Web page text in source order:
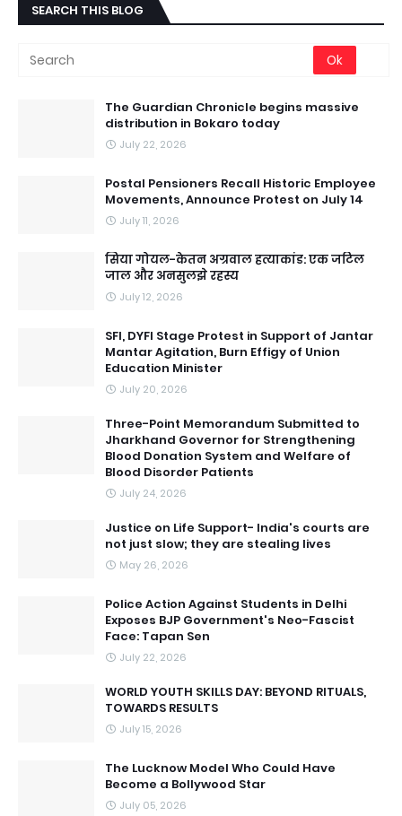
SEARCH THIS BLOG
The Guardian Chronicle begins massive
distribution in Bokaro today
July 22, 2026
Postal Pensioners Recall Historic Employee
Movements, Announce Protest on July 14
July 11, 2026
सिया गोयल-केतन अग्रवाल हत्याकांड: एक जटिल
जाल और अनसुलझे रहस्य
July 12, 2026
SFI, DYFI Stage Protest in Support of Jantar
Mantar Agitation, Burn Effigy of Union
Education Minister
July 20, 2026
Three-Point Memorandum Submitted to
Jharkhand Governor for Strengthening
Blood Donation System and Welfare of
Blood Disorder Patients
July 24, 2026
Justice on Life Support- India's courts are
not just slow; they are stealing lives
May 26, 2026
Police Action Against Students in Delhi
Exposes BJP Government's Neo-Fascist
Face: Tapan Sen
July 22, 2026
WORLD YOUTH SKILLS DAY: BEYOND RITUALS,
TOWARDS RESULTS
July 15, 2026
The Lucknow Model Who Could Have
Become a Bollywood Star
July 05, 2026